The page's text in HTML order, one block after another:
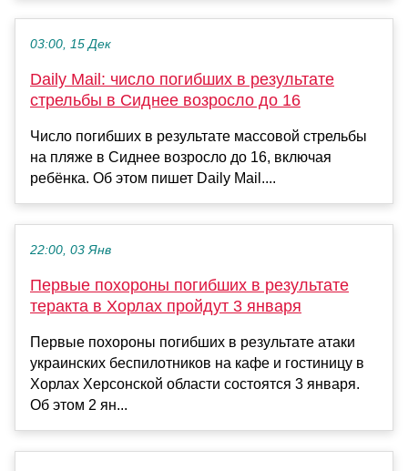
03:00, 15 Дек
Daily Mail: число погибших в результате
стрельбы в Сиднее возросло до 16
Число погибших в результате массовой стрельбы
на пляже в Сиднее возросло до 16, включая
ребёнка. Об этом пишет Daily Mail....
22:00, 03 Янв
Первые похороны погибших в результате
теракта в Хорлах пройдут 3 января
Первые похороны погибших в результате атаки
украинских беспилотников на кафе и гостиницу в
Хорлах Херсонской области состоятся 3 января.
Об этом 2 ян...